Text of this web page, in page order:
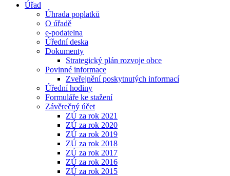
Úřad
Úhrada poplatků
O úřadě
e-podatelna
Úřední deska
Dokumenty
Strategický plán rozvoje obce
Povinné informace
Zveřejnění poskytnutých informací
Úřední hodiny
Formuláře ke stažení
Závěrečný účet
ZÚ za rok 2021
ZÚ za rok 2020
ZÚ za rok 2019
ZÚ za rok 2018
ZÚ za rok 2017
ZÚ za rok 2016
ZÚ za rok 2015